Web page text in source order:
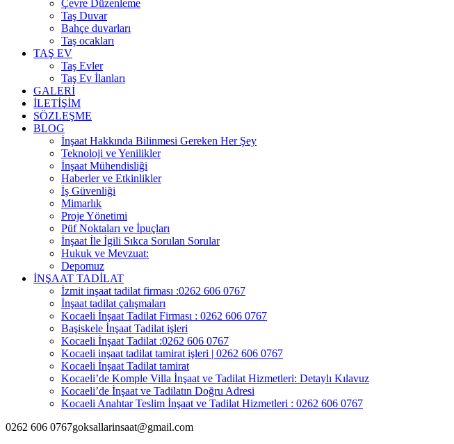
Çevre Düzenleme
Taş Duvar
Bahçe duvarları
Taş ocakları
TAŞ EV
Taş Evler
Taş Ev İlanları
GALERİ
İLETİŞİM
SÖZLEŞME
BLOG
İnşaat Hakkında Bilinmesi Gereken Her Şey
Teknoloji ve Yenilikler
İnşaat Mühendisliği
Haberler ve Etkinlikler
İş Güvenliği
Mimarlık
Proje Yönetimi
Püf Noktaları ve İpuçları
İnşaat İle İgili Sıkca Sorulan Sorular
Hukuk ve Mevzuat:
Depomuz
İNŞAAT TADİLAT
İzmit inşaat tadilat firması :0262 606 0767
İnşaat tadilat çalışmaları
Kocaeli İnşaat Tadilat Firması : 0262 606 0767
Başiskele İnşaat Tadilat işleri
Kocaeli İnşaat Tadilat :0262 606 0767
Kocaeli inşaat tadilat tamirat işleri | 0262 606 0767
Kocaeli İnşaat Tadilat tamirat
Kocaeli’de Komple Villa İnşaat ve Tadilat Hizmetleri: Detaylı Kılavuz
Kocaeli’de İnşaat ve Tadilatın Doğru Adresi
Kocaeli Anahtar Teslim İnşaat ve Tadilat Hizmetleri : 0262 606 0767
0262 606 0767goksallarinsaat@gmail.com